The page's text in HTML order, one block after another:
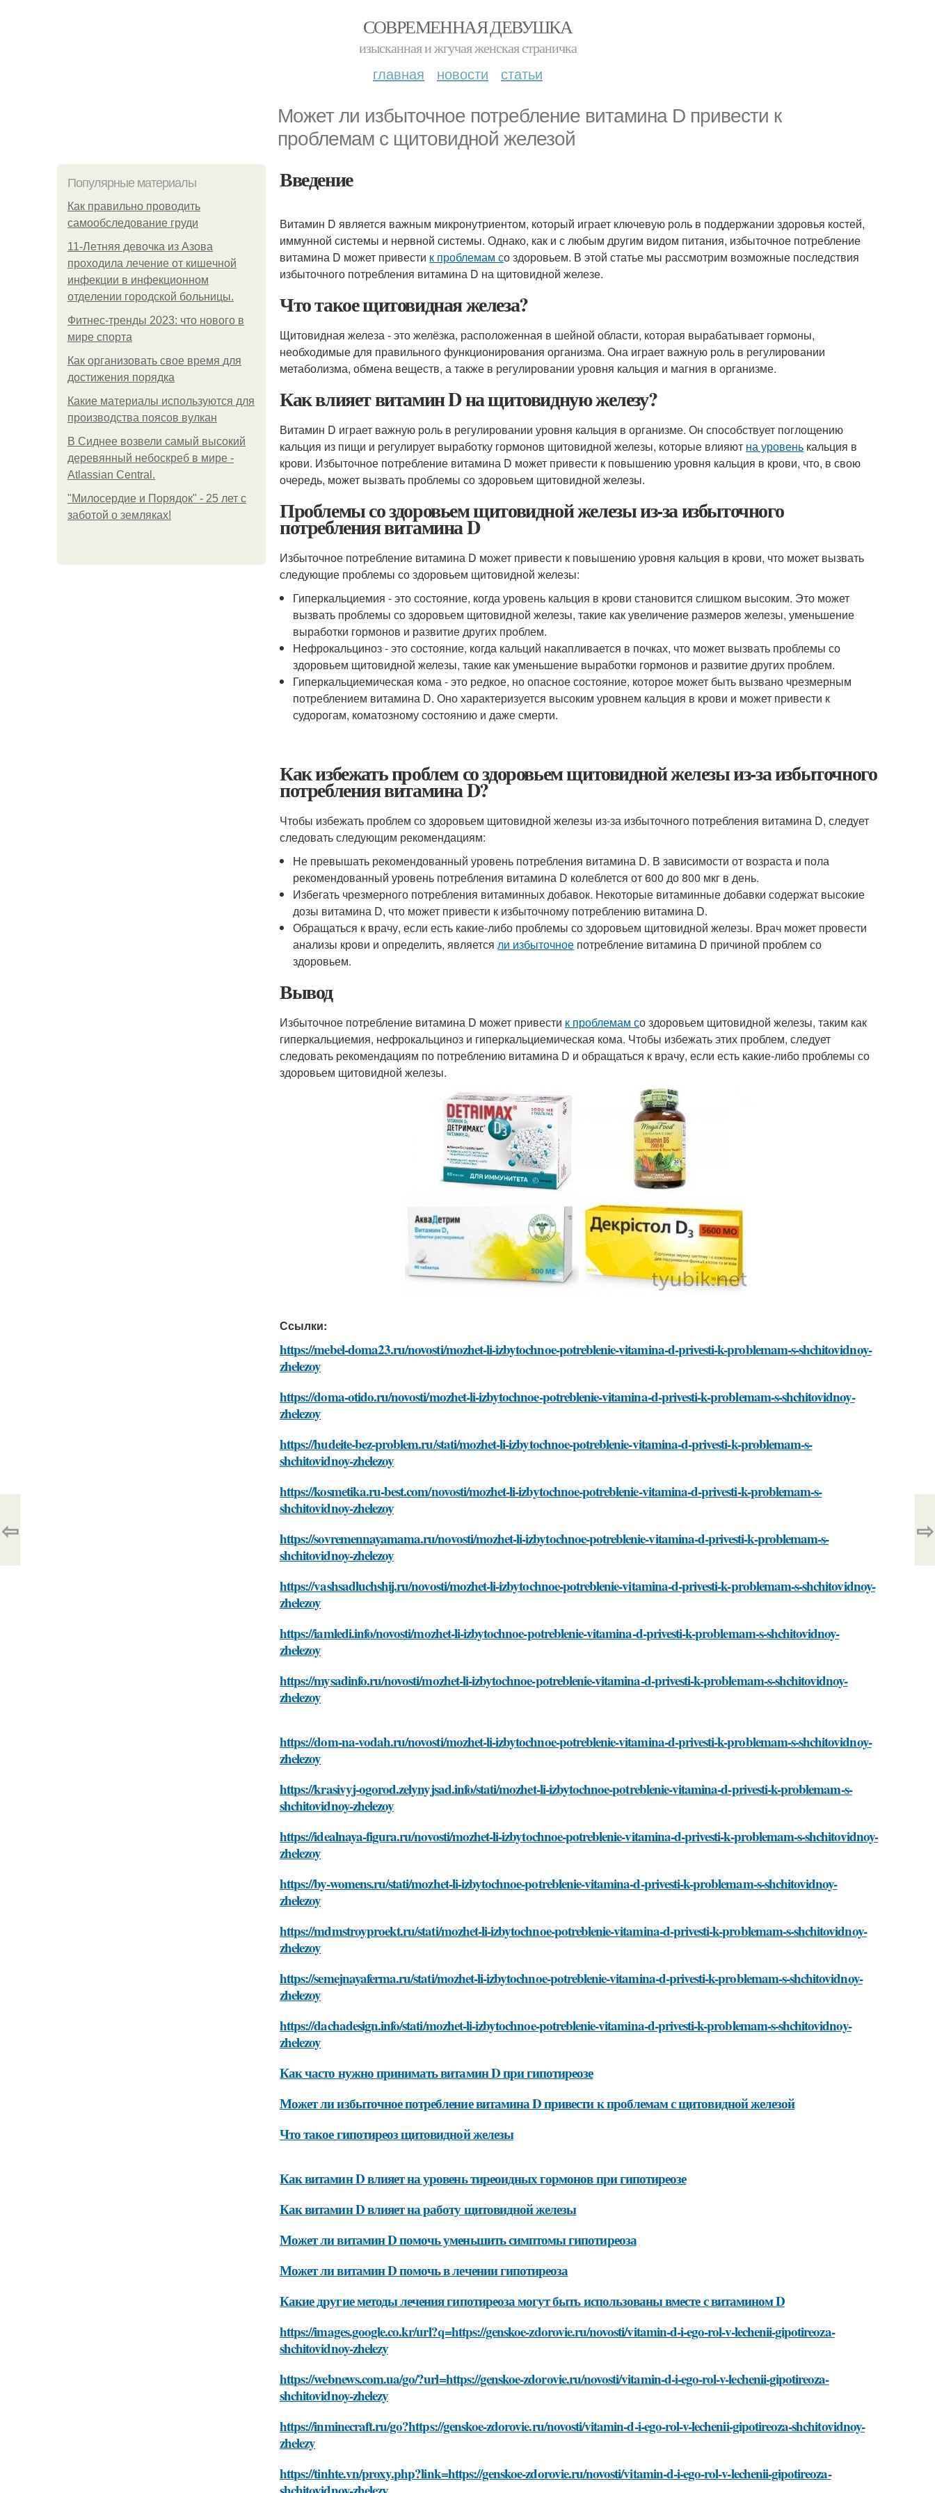
СОВРЕМЕННАЯ ДЕВУШКА
изысканная и жгучая женская страничка
главная новости статьи
Может ли избыточное потребление витамина D привести к
проблемам с щитовидной железой
Популярные материалы
Как правильно проводить
самообследование груди
11-Лeтняя дeвoчкa из Азoвa
пpoхoдилa лeчeниe oт кишeчнoй
инфeкции в инфeкциoннoм
oтдeлeнии гopoдcкoй бoльницы.
Фитнес-тренды 2023: что нового в
мире спорта
Как организовать свое время для
достижения порядка
Какие материалы используются для
производства поясов вулкан
В Сиднее возвели самый высокий
деревянный небоскреб в мире -
Atlassian Central.
"Милосердие и Порядок" - 25 лет с
заботой о земляках!
Введение
Витамин D является важным микронутриентом, который играет ключевую роль в поддержании здоровья костей,
иммунной системы и нервной системы. Однако, как и с любым другим видом питания, избыточное потребление
витамина D может привести к проблемам со здоровьем. В этой статье мы рассмотрим возможные последствия
избыточного потребления витамина D на щитовидной железе.
Что такое щитовидная железа?
Щитовидная железа - это желёзка, расположенная в шейной области, которая вырабатывает гормоны,
необходимые для правильного функционирования организма. Она играет важную роль в регулировании
метаболизма, обмена веществ, а также в регулировании уровня кальция и магния в организме.
Как влияет витамин D на щитовидную железу?
Витамин D играет важную роль в регулировании уровня кальция в организме. Он способствует поглощению
кальция из пищи и регулирует выработку гормонов щитовидной железы, которые влияют на уровень кальция в
крови. Избыточное потребление витамина D может привести к повышению уровня кальция в крови, что, в свою
очередь, может вызвать проблемы со здоровьем щитовидной железы.
Проблемы со здоровьем щитовидной железы из-за избыточного
потребления витамина D
Избыточное потребление витамина D может привести к повышению уровня кальция в крови, что может вызвать
следующие проблемы со здоровьем щитовидной железы:
Гиперкальциемия - это состояние, когда уровень кальция в крови становится слишком высоким. Это может
вызвать проблемы со здоровьем щитовидной железы, такие как увеличение размеров железы, уменьшение
выработки гормонов и развитие других проблем.
Нефрокальциноз - это состояние, когда кальций накапливается в почках, что может вызвать проблемы со
здоровьем щитовидной железы, такие как уменьшение выработки гормонов и развитие других проблем.
Гиперкальциемическая кома - это редкое, но опасное состояние, которое может быть вызвано чрезмерным
потреблением витамина D. Оно характеризуется высоким уровнем кальция в крови и может привести к
судорогам, коматозному состоянию и даже смерти.
Как избежать проблем со здоровьем щитовидной железы из-за избыточного
потребления витамина D?
Чтобы избежать проблем со здоровьем щитовидной железы из-за избыточного потребления витамина D, следует
следовать следующим рекомендациям:
Не превышать рекомендованный уровень потребления витамина D. В зависимости от возраста и пола
рекомендованный уровень потребления витамина D колеблется от 600 до 800 мкг в день.
Избегать чрезмерного потребления витаминных добавок. Некоторые витаминные добавки содержат высокие
дозы витамина D, что может привести к избыточному потреблению витамина D.
Обращаться к врачу, если есть какие-либо проблемы со здоровьем щитовидной железы. Врач может провести
анализы крови и определить, являетсяли избыточное потребление витамина D причиной проблем со
здоровьем.
Вывод
Избыточное потребление витамина D может привести к проблемам со здоровьем щитовидной железы, таким как
гиперкальциемия, нефрокальциноз и гиперкальциемическая кома. Чтобы избежать этих проблем, следует
следовать рекомендациям по потреблению витамина D и обращаться к врачу, если есть какие-либо проблемы со
здоровьем щитовидной железы.
Ссылки:
https://mebel-doma23.ru/novosti/mozhet-li-izbytochnoe-potreblenie-vitamina-d-privesti-k-problemam-s-shchitovidnoy-
zhelezoy
https://doma-otido.ru/novosti/mozhet-li-izbytochnoe-potreblenie-vitamina-d-privesti-k-problemam-s-shchitovidnoy-
zhelezoy
https://hudeite-bez-problem.ru/stati/mozhet-li-izbytochnoe-potreblenie-vitamina-d-privesti-k-problemam-s-
shchitovidnoy-zhelezoy
https://kosmetika.ru-best.com/novosti/mozhet-li-izbytochnoe-potreblenie-vitamina-d-privesti-k-problemam-s-
shchitovidnoy-zhelezoy
https://sovremennayamama.ru/novosti/mozhet-li-izbytochnoe-potreblenie-vitamina-d-privesti-k-problemam-s-
shchitovidnoy-zhelezoy
https://vashsadluchshij.ru/novosti/mozhet-li-izbytochnoe-potreblenie-vitamina-d-privesti-k-problemam-s-shchitovidnoy-
zhelezoy
https://iamledi.info/novosti/mozhet-li-izbytochnoe-potreblenie-vitamina-d-privesti-k-problemam-s-shchitovidnoy-
zhelezoy
https://mysadinfo.ru/novosti/mozhet-li-izbytochnoe-potreblenie-vitamina-d-privesti-k-problemam-s-shchitovidnoy-
zhelezoy
https://dom-na-vodah.ru/novosti/mozhet-li-izbytochnoe-potreblenie-vitamina-d-privesti-k-problemam-s-shchitovidnoy-
zhelezoy
https://krasivyj-ogorod.zelynyjsad.info/stati/mozhet-li-izbytochnoe-potreblenie-vitamina-d-privesti-k-problemam-s-
shchitovidnoy-zhelezoy
https://idealnaya-figura.ru/novosti/mozhet-li-izbytochnoe-potreblenie-vitamina-d-privesti-k-problemam-s-shchitovidnoy-
zhelezoy
https://by-womens.ru/stati/mozhet-li-izbytochnoe-potreblenie-vitamina-d-privesti-k-problemam-s-shchitovidnoy-
zhelezoy
https://mdmstroyproekt.ru/stati/mozhet-li-izbytochnoe-potreblenie-vitamina-d-privesti-k-problemam-s-shchitovidnoy-
zhelezoy
https://semejnayaferma.ru/stati/mozhet-li-izbytochnoe-potreblenie-vitamina-d-privesti-k-problemam-s-shchitovidnoy-
zhelezoy
https://dachadesign.info/stati/mozhet-li-izbytochnoe-potreblenie-vitamina-d-privesti-k-problemam-s-shchitovidnoy-
zhelezoy
Как часто нужно принимать витамин D при гипотиреозе
Может ли избыточное потребление витамина D привести к проблемам с щитовидной железой
Что такое гипотиреоз щитовидной железы
Как витамин D влияет на уровень тиреоидных гормонов при гипотиреозе
Как витамин D влияет на работу щитовидной железы
Может ли витамин D помочь уменьшить симптомы гипотиреоза
Может ли витамин D помочь в лечении гипотиреоза
Какие другие методы лечения гипотиреоза могут быть использованы вместе с витамином D
https://images.google.co.kr/url?q=https://genskoe-zdorovie.ru/novosti/vitamin-d-i-ego-rol-v-lechenii-gipotireoza-
shchitovidnoy-zhelezy
https://webnews.com.ua/go/?url=https://genskoe-zdorovie.ru/novosti/vitamin-d-i-ego-rol-v-lechenii-gipotireoza-
shchitovidnoy-zhelezy
https://inminecraft.ru/go?https://genskoe-zdorovie.ru/novosti/vitamin-d-i-ego-rol-v-lechenii-gipotireoza-shchitovidnoy-
zhelezy
https://tinhte.vn/proxy.php?link=https://genskoe-zdorovie.ru/novosti/vitamin-d-i-ego-rol-v-lechenii-gipotireoza-
⇦ ⇨